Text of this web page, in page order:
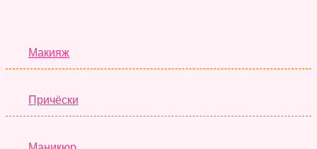
Макияж
Причёски